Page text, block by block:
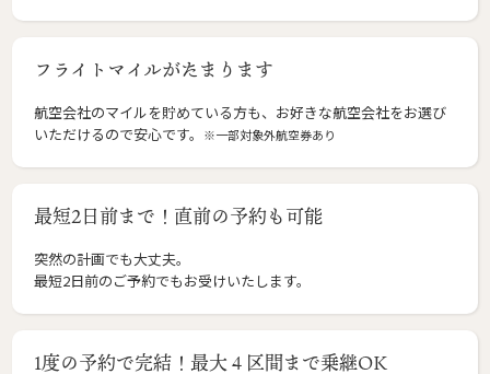
フライトマイルがたまります
航空会社のマイルを貯めている方も、お好きな航空会社をお選び
いただけるので安心です。
※一部対象外航空券あり
最短2日前まで！直前の予約も可能
突然の計画でも大丈夫。
最短2日前のご予約でもお受けいたします。
1度の予約で完結！最大４区間まで乗継OK